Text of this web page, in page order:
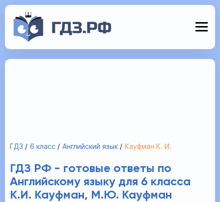
ГДЗ 6 класс Английский язык Кауфман К. И.
ГДЗ РФ - готовые ответы по
Английскому языку для 6 класса
К.И. Кауфман, М.Ю. Кауфман